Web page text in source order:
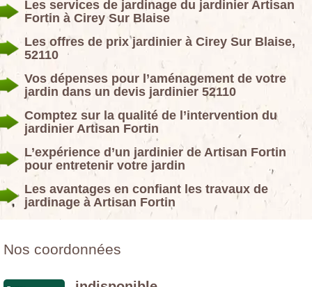
Les services de jardinage du jardinier Artisan
Fortin à Cirey Sur Blaise
Les offres de prix jardinier à Cirey Sur Blaise,
52110
Vos dépenses pour l’aménagement de votre
jardin dans un devis jardinier 52110
Comptez sur la qualité de l’intervention du
jardinier Artisan Fortin
L’expérience d’un jardinier de Artisan Fortin
pour entretenir votre jardin
Les avantages en confiant les travaux de
jardinage à Artisan Fortin
Nos coordonnées